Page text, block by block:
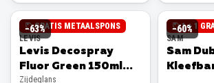
−63%
GRATIS METAALSPONS
LEVIS
Levis Decospray
Fluor Green 150ml
Zijdeglans
−60%
1 + 1
SAM
Sam